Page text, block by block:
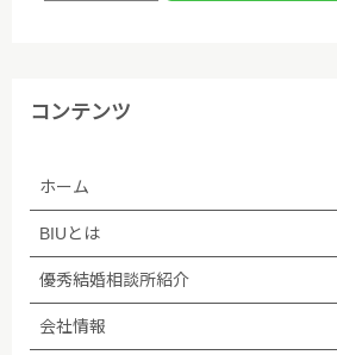
(4)ご本人から取得した個人情報に
扱いを委託する場合、個人情報の取
ムページ等で告知します。
(5)法令等に基づく場合を除き、ご本
コンテンツ
ホーム
BIUとは
優秀結婚相談所紹介
会社情報